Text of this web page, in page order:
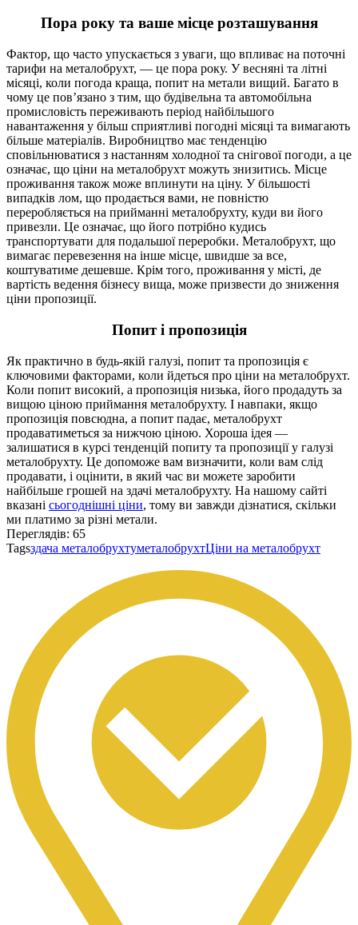
Пора року та ваше місце розташування
Фактор, що часто упускається з уваги, що впливає на поточні
тарифи на металобрухт, — це пора року. У весняні та літні
місяці, коли погода краща, попит на метали вищий. Багато в
чому це пов’язано з тим, що будівельна та автомобільна
промисловість переживають період найбільшого
навантаження у більш сприятливі погодні місяці та вимагають
більше матеріалів. Виробництво має тенденцію
сповільнюватися з настанням холодної та снігової погоди, а це
означає, що ціни на металобрухт можуть знизитись. Місце
проживання також може вплинути на ціну. У більшості
випадків лом, що продається вами, не повністю
переробляється на прийманні металобрухту, куди ви його
привезли. Це означає, що його потрібно кудись
транспортувати для подальшої переробки. Металобрухт, що
вимагає перевезення на інше місце, швидше за все,
коштуватиме дешевше. Крім того, проживання у місті, де
вартість ведення бізнесу вища, може призвести до зниження
ціни пропозиції.
Попит і пропозиція
Як практично в будь-якій галузі, попит та пропозиція є
ключовими факторами, коли йдеться про ціни на металобрухт.
Коли попит високий, а пропозиція низька, його продадуть за
вищою ціною приймання металобрухту. І навпаки, якщо
пропозиція повсюдна, а попит падає, металобрухт
продаватиметься за нижчою ціною. Хороша ідея —
залишатися в курсі тенденцій попиту та пропозиції у галузі
металобрухту. Це допоможе вам визначити, коли вам слід
продавати, і оцінити, в який час ви можете заробити
найбільше грошей на здачі металобрухту. На нашому сайті
вказані сьогоднішні ціни, тому ви завжди дізнатися, скільки
ми платимо за різні метали.
Переглядів: 65
Tagsздача металобрухтуметалобрухтЦіни на металобрухт